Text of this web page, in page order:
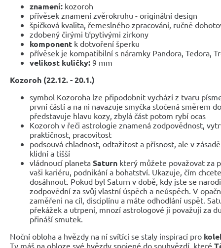
znamení: kozoroh
přívěsek znamení zvěrokruhu - originální design
špičková kvalita, řemeslného zpracování, ručně
zdobený čirými třpytivými zirkony
komponent k dotvoření šperku
přívěsek je kompatibilní s náramky Pandora, Tedora,
velikost kuličky: 9 mm
Kozoroh (22.12. - 20.1.)
symbol Kozoroha lze připodobnit vychází z tvaru
první částí a na ni navazuje smyčka stočená směrem
představuje hlavu kozy, zbylá část potom rybí ocas
Kozoroh v řeči astrologie znamená zodpovědnost,
praktičnost, pracovitost
podsouvá chladnost, odtažitost a přísnost, ale v
klidní a tišší
vládnoucí planeta Saturn který můžete považovat za
vaši kariéru, podnikání a bohatství. Ukazuje, čím
dosáhnout. Pokud byl Saturn v době, kdy jste se
zodpovědní za svůj vlastní úspěch a neúspěch. V
zaměřeni na cíl, disciplínu a máte odhodlání uspět.
překážek a utrpení, mnozí astrologové ji považují za
přináší smutek.
Noční obloha a hvězdy na ní svítící se staly inspirací pro
Ty máš na obloze své hvězdy spojené do souhvězdí, které